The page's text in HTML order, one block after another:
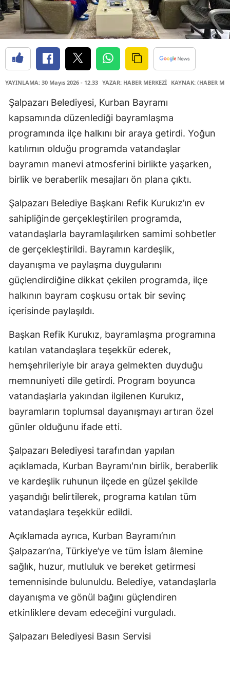
YAYINLAMA: 30 Mayıs 2026 - 12.33 YAZAR: HABER MERKEZİ KAYNAK: (HABER
Şalpazarı Belediyesi, Kurban Bayramı
kapsamında düzenlediği bayramlaşma
programında ilçe halkını bir araya getirdi. Yoğun
katılımın olduğu programda vatandaşlar
bayramın manevi atmosferini birlikte yaşarken,
birlik ve beraberlik mesajları ön plana çıktı.
Şalpazarı Belediye Başkanı Refik Kurukız’ın ev
sahipliğinde gerçekleştirilen programda,
vatandaşlarla bayramlaşılırken samimi sohbetler
de gerçekleştirildi. Bayramın kardeşlik,
dayanışma ve paylaşma duygularını
güçlendirdiğine dikkat çekilen programda, ilçe
halkının bayram coşkusu ortak bir sevinç
içerisinde paylaşıldı.
Başkan Refik Kurukız, bayramlaşma programına
katılan vatandaşlara teşekkür ederek,
hemşehrileriyle bir araya gelmekten duyduğu
memnuniyeti dile getirdi. Program boyunca
vatandaşlarla yakından ilgilenen Kurukız,
bayramların toplumsal dayanışmayı artıran özel
günler olduğunu ifade etti.
Şalpazarı Belediyesi tarafından yapılan
açıklamada, Kurban Bayramı'nın birlik, beraberlik
ve kardeşlik ruhunun ilçede en güzel şekilde
yaşandığı belirtilerek, programa katılan tüm
vatandaşlara teşekkür edildi.
Açıklamada ayrıca, Kurban Bayramı’nın
Şalpazarı’na, Türkiye’ye ve tüm İslam âlemine
sağlık, huzur, mutluluk ve bereket getirmesi
temennisinde bulunuldu. Belediye, vatandaşlarla
dayanışma ve gönül bağını güçlendiren
etkinliklere devam edeceğini vurguladı.
Şalpazarı Belediyesi Basın Servisi